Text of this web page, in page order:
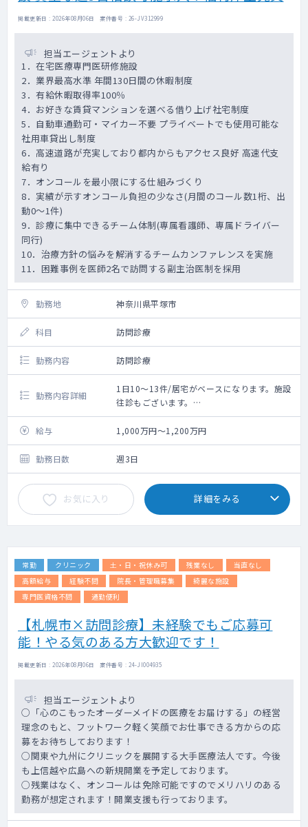
【患者層】
認知症、徘徊、老人性うつ病、統合失調症な
ど
（若年層～高齢者まで幅広くご対応をお願い
いたします)
掲載更新日 : 2026年08月06日 案件番号 : 26-JV312999
担当エージェントより
1．在宅医療専門医研修施設
2．業界最高水準 年間130日間の休暇制度
3．有給休暇取得率100％
4．お好きな賃貸マンションを選べる借り上げ社宅制度
5．自動車通勤可・マイカー不要 プライベートでも使用可能な
社用車貸出し制度
6．高速道路が充実しており都内からもアクセス良好 高速代支
給有り
7．オンコールを最小限にする仕組みづくり
8．実績が示すオンコール負担の少なさ(月間のコール数1桁、出
動0～1件)
9．診療に集中できるチーム体制(専属看護師、専属ドライバー
同行)
10．治療方針の悩みを解消するチームカンファレンスを実施
11．困難事例を医師2名で訪問する副主治医制を採用
勤務地 神奈川県平塚市
科目 訪問診療
勤務内容 訪問診療
勤務内容詳細
1日10～13件/居宅がベースになります。施設
往診もございます。
平塚院と茅ヶ崎サテライトの両方でのご勤務
になります。
給与 1,000万円～1,200万円
勤務日数 週3日
お気に入り 詳細をみる
常勤 クリニック 土・日・祝休み可 残業なし
当直なし
高額給与
経験不問 院長・管理職募集
綺麗な施設
専門医資格不問
通勤便利
【札幌市×訪問診療】未経験でもご応募可
能！やる気のある方大歓迎です！
掲載更新日 : 2026年08月06日 案件番号 : 24-JI004935
担当エージェントより
○「心のこもったオーダーメイドの医療をお届けする」の経営
理念のもと、フットワーク軽く笑顔でお仕事できる方からの応
募をお待ちしております！
○関東や九州にクリニックを展開する大手医療法人です。今後
も上信越や広島への新規開業を予定しております。
○残業はなく、オンコールは免除可能ですのでメリハリのある
勤務が想定されます！開業支援も行っております。